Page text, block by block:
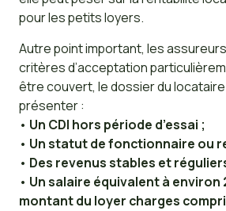
pour les petits loyers.
Autre point important, les
critères d’acceptation
être couvert, le dossier du
présenter :
• Un CDI hors période d’essai ;
• Un statut de fonctionnaire ou
• Des revenus stables et
• Un salaire équivalent à environ
montant du loyer charges